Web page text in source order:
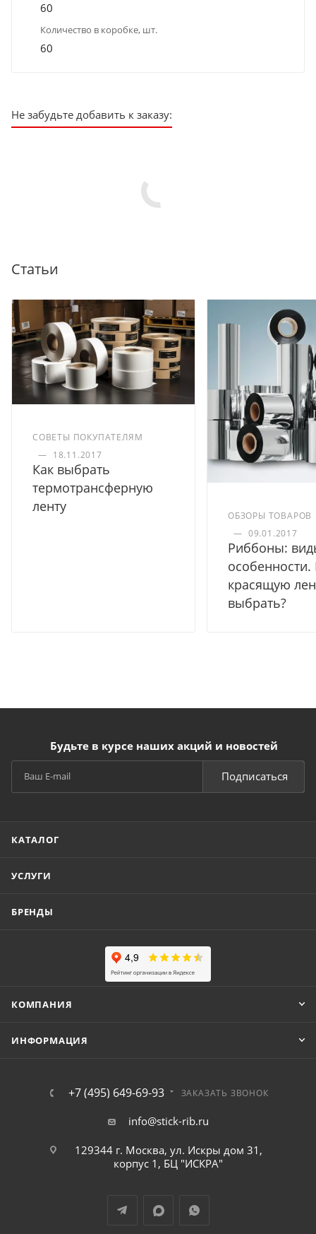
60
Количество в коробке, шт.
60
Не забудьте добавить к заказу:
Статьи
СОВЕТЫ ПОКУПАТЕЛЯМ
— 18.11.2017
Как выбрать
термотрансферную
ленту
ОБЗОРЫ ТОВАРОВ
— 09.01.2017
Риббоны:
красящую
выбрать?
Будьте в курсе наших акций и новостей
Подписаться
КАТАЛОГ
УСЛУГИ
БРЕНДЫ
КОМПАНИЯ
ИНФОРМАЦИЯ
+7 (495) 649-69-93 ЗАКАЗАТЬ ЗВОНОК
info@stick-rib.ru
129344 г. Москва, ул. Искры дом 31,
корпус 1, БЦ "ИСКРА"